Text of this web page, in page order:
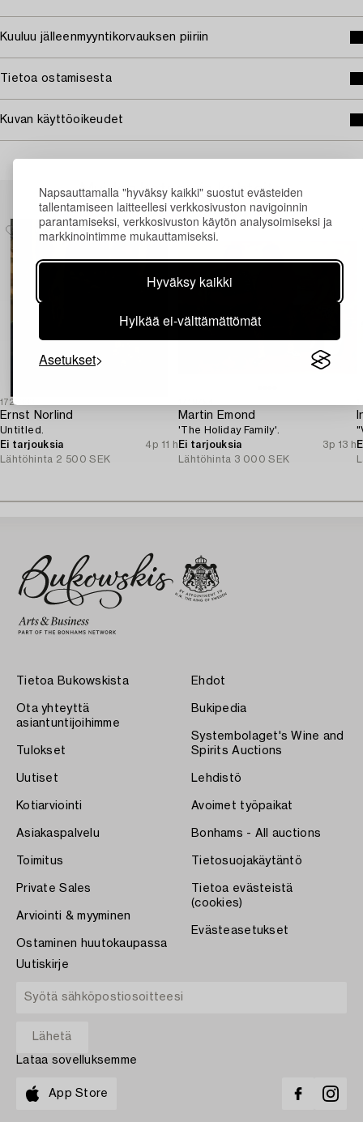
Napsauttamalla "hyväksy kaikki" suostut evästeiden
tallentamiseen laitteellesi verkkosivuston navigoinnin
parantamiseksi, verkkosivuston käytön analysoimiseksi ja
markkinointimme mukauttamiseksi.
Hyväksy kaikki
Hylkää ei-välttämättömät
Asetukset
Kuuluu jälleenmyyntikorvauksen piiriin
Tietoa ostamisesta
Kuvan käyttöoikeudet
Muiden katsomia kohteita
1723333
Ernst Norlind
Untitled.
Ei tarjouksia
4p 11 h
Lähtöhinta 2 500 SEK
Martin Emond
'The Holiday Family'.
Ei tarjouksia
3p 13 h
Lähtöhinta 3 000 SEK
Tietoa Bukowskista
Ota yhteyttä
asiantuntijoihimme
Tulokset
Uutiset
Kotiarviointi
Asiakaspalvelu
Toimitus
Private Sales
Arviointi & myyminen
Ostaminen huutokaupassa
Ehdot
Bukipedia
Systembolaget's Wine and
Spirits Auctions
Lehdistö
Avoimet työpaikat
Bonhams - All auctions
Tietosuojakäytäntö
Tietoa evästeistä
(cookies)
Evästeasetukset
Uutiskirje
Lataa sovelluksemme
App Store